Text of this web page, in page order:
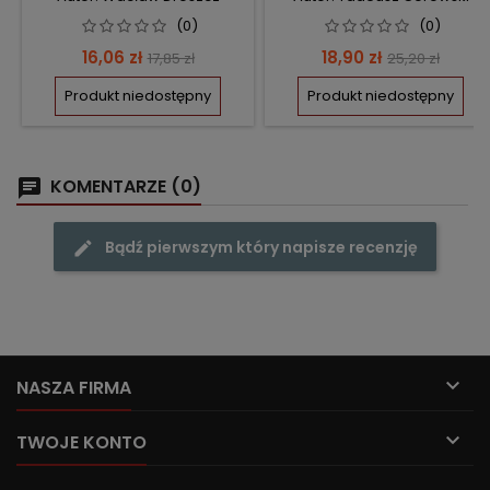
(0)
Cena
16,06 zł Cena
podstawowa
17,85 zł
Produkt niedostępny
(0)
Cena
18,90 zł Cena
25,20 zł
Produkt niedostępny
KOMENTARZE (0)
Bądź pierwszym który napisze recenzję
NASZA FIRMA 
TWOJE KONTO 